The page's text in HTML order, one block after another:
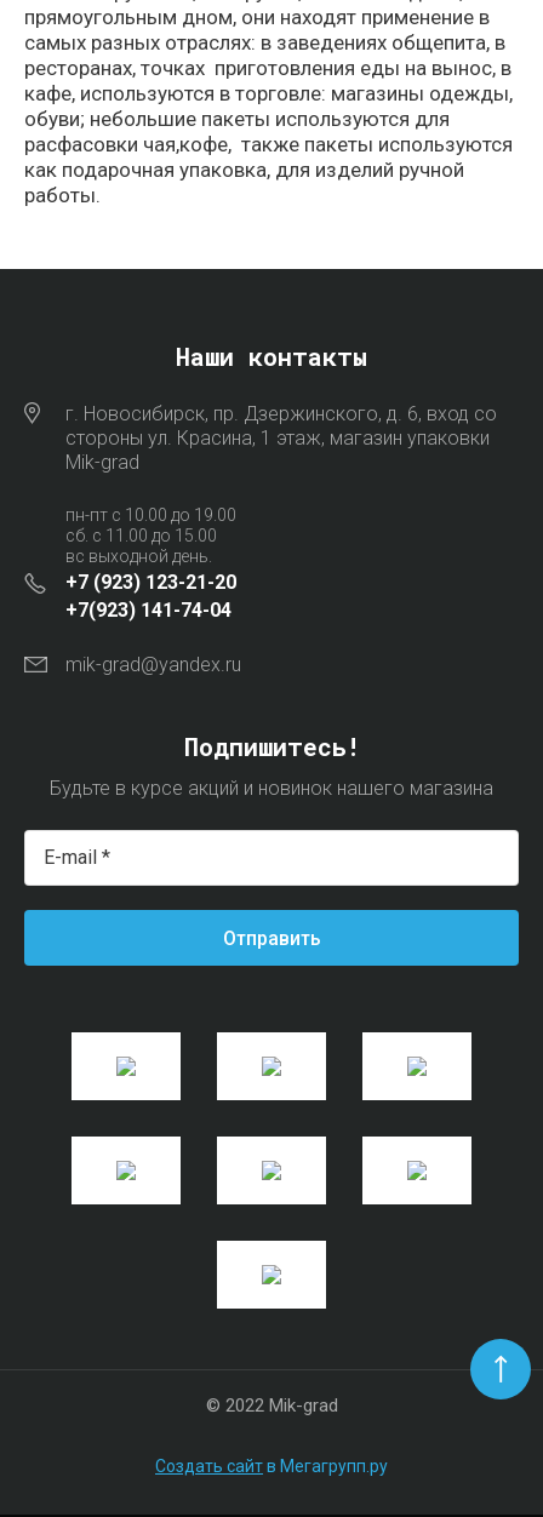
прямоугольным дном, они находят применение в
самых разных отраслях: в заведениях общепита, в
ресторанах, точках приготовления еды на вынос, в
кафе, используются в торговле: магазины одежды,
обуви; небольшие пакеты используются для
расфасовки чая,кофе, также пакеты используются
как подарочная упаковка, для изделий ручной
работы.
Наши контакты
г. Новосибирск, пр. Дзержинского, д. 6, вход со
стороны ул. Красина, 1 этаж, магазин упаковки
Mik-grad
пн-пт с 10.00 до 19.00
сб. с 11.00 до 15.00
вс выходной день.
+7 (923) 123-21-20
+7(923) 141-74-04
mik-grad@yandex.ru
Подпишитесь!
Будьте в курсе акций и новинок нашего магазина
Отправить
© 2022 Mik-grad
Создать сайтв Мегагрупп.ру